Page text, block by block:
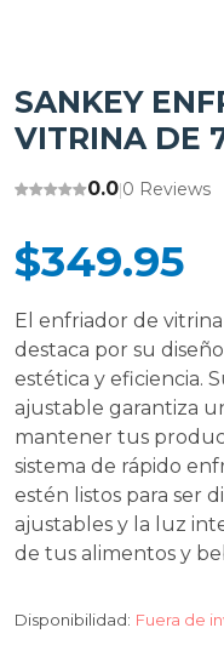
SANKEY
VITRINA DE
0.0|0 Reviews
$349.95
El enfriador de
destaca por su
estética y eficiencia.
ajustable garantiza
mantener tus
sistema de rápido
estén listos para ser
ajustables y la luz
de tus alimentos y
Disponibilidad: Fuera de